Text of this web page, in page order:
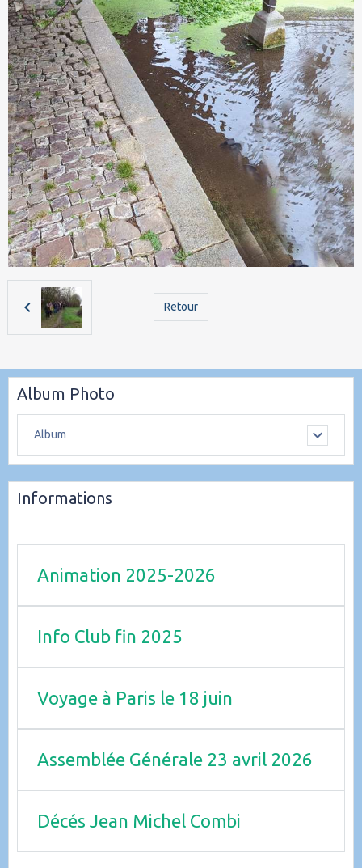
Retour
Album Photo
Album
Informations
Animation 2025-2026
Info Club fin 2025
Voyage à Paris le 18 juin
Assemblée Générale 23 avril 2026
Décés Jean Michel Combi